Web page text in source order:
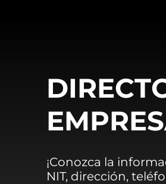
¡Conozca la
NIT, dirección,